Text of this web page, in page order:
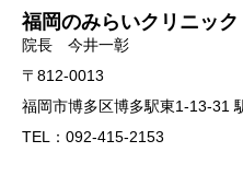
福岡のみらいクリニック
院長 今井一彰
〒812-0013
福岡市博多区博多駅東1-13-31
TEL：092-415-2153